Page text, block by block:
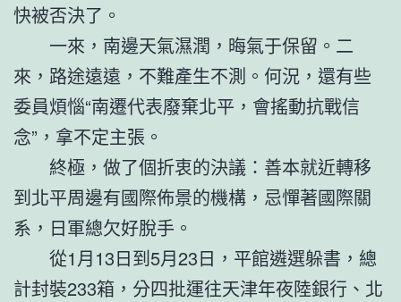
快被否決了。
一來，南邊天氣濕潤，晦氣于保留。二
來，路途遠遠，不難產生不測。何況，還有些
委員煩惱“南遷代表廢棄北平，會搖動抗戰信
念”，拿不定主張。
終極，做了個折衷的決議：善本就近轉移
到北平周邊有國際佈景的機構，忌憚著國際關
系，日軍總欠好脫手。
從1月13日到5月23日，平館遴選躲書，總
計封裝233箱，分四批運往天津年夜陸銀行、北